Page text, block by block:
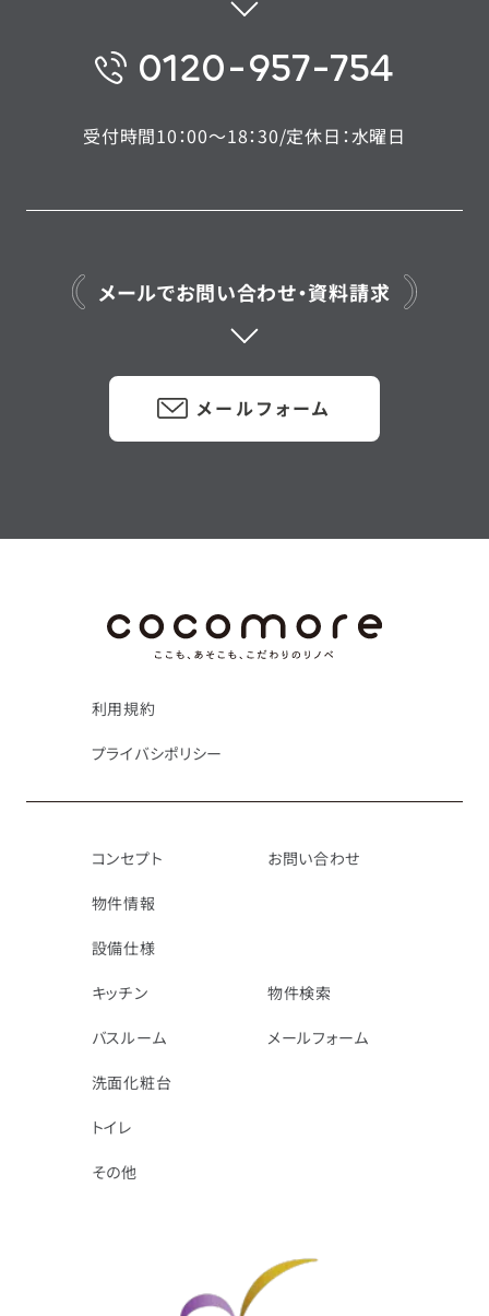
0120-957-754
受付時間10：00〜18：30/定休日：水曜日
メールでお問い合わせ・資料請求
メールフォーム
利用規約
プライバシポリシー
コンセプト
物件情報
設備仕様
お問い合わせ
キッチン
バスルーム
洗面化粧台
トイレ
その他
物件検索
メールフォーム